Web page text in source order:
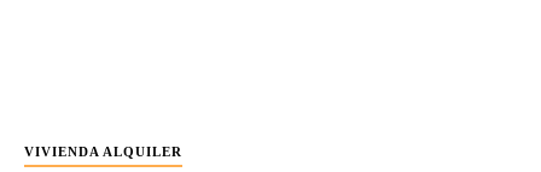
VIVIENDA ALQUILER